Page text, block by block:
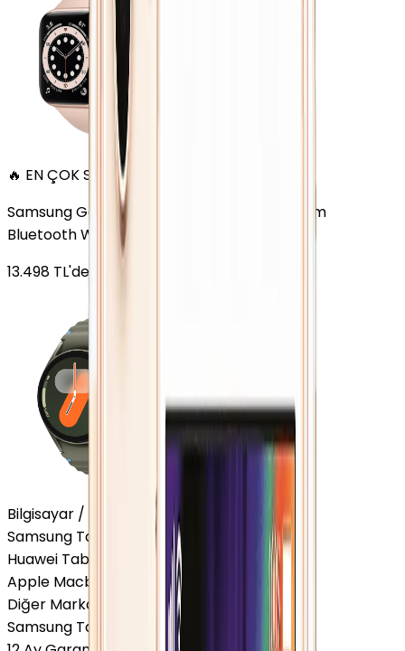
🔥 EN ÇOK SATAN
Samsung Galaxy Watch 7 Alüminyum 40 mm
Bluetooth Wi-Fi Yeşil
13.498 TL'den
Bilgisayar / Tablet
Samsung Tablet
Huawei Tablet
Apple Macbook
Diğer Markalar
Samsung Tablet